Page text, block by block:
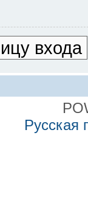
входа
Русская